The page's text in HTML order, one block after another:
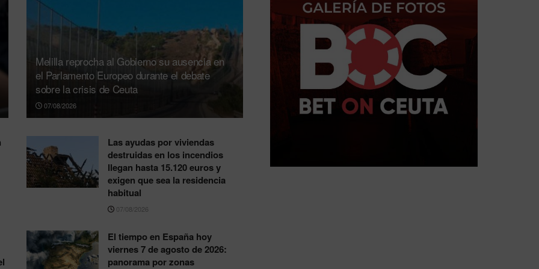
Melilla reprocha al Gobierno su ausencia en
el Parlamento Europeo durante el debate
sobre la crisis de Ceuta
07/08/2026
Las ayudas por viviendas
destruidas en los incendios
llegan hasta 15.120 euros y
exigen que sea la residencia
habitual
07/08/2026
El tiempo en España hoy
viernes 7 de agosto de 2026:
panorama por zonas